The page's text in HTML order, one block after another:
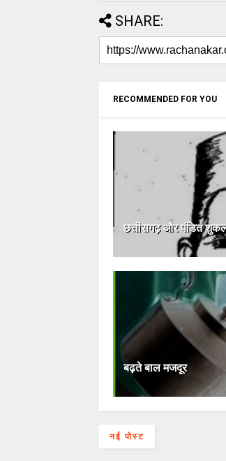
SHARE:
RECOMMENDED FOR YOU
छत्तीसगढ़ और पंडित
बढ़ते बाल मजदूर
नई पोस्ट